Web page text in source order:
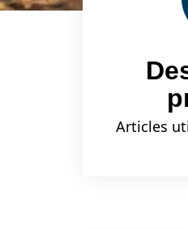
Articles